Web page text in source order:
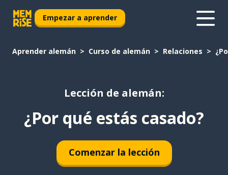
Empezar a aprender
Aprender alemán Curso de alemán Relaciones
Lección de alemán:
¿Por qué estás casado?
Comenzar la lección